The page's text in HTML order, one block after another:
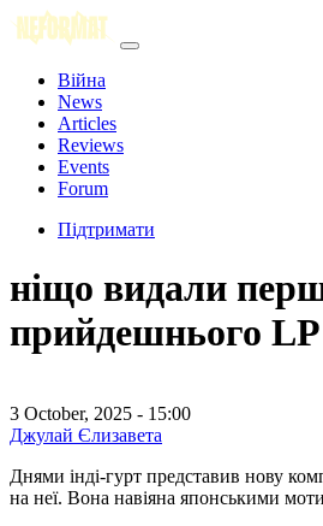
Війна
News
Articles
Reviews
Events
Forum
Підтримати
ніщо видали
прийдешнього LP
3 October, 2025 - 15:00
Джулай Єлизавета
Днями інді-гурт представив нову
на неї. Вона навіяна японськими